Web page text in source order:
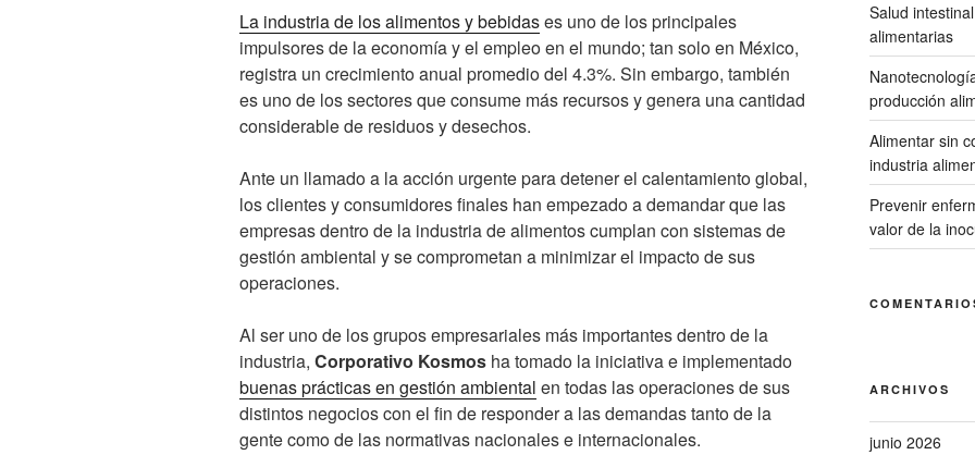
La industria de los alimentos y bebidases uno de los principales
impulsores de la economía y el empleo en el mundo; tan solo en México,
registra un crecimiento anual promedio del 4.3%. Sin embargo, también
es uno de los sectores que consume más recursos y genera una cantidad
considerable de residuos y desechos.
Ante un llamado a la acción urgente para detener el calentamiento global,
los clientes y consumidores finales han empezado a demandar que las
empresas dentro de la industria de alimentos cumplan con sistemas de
gestión ambiental y se comprometan a minimizar el impacto de sus
operaciones.
Al ser uno de los grupos empresariales más importantes dentro de la
industria, Corporativo Kosmos ha tomado la iniciativa e implementado
buenas prácticas en gestión ambiental en todas las operaciones de sus
distintos negocios con el fin de responder a las demandas tanto de la
gente como de las normativas nacionales e internacionales.
Salud
alimentarias
producción
Alimentar sin
industria
Prevenir
valor de la
ARCHIVOS
junio 2026